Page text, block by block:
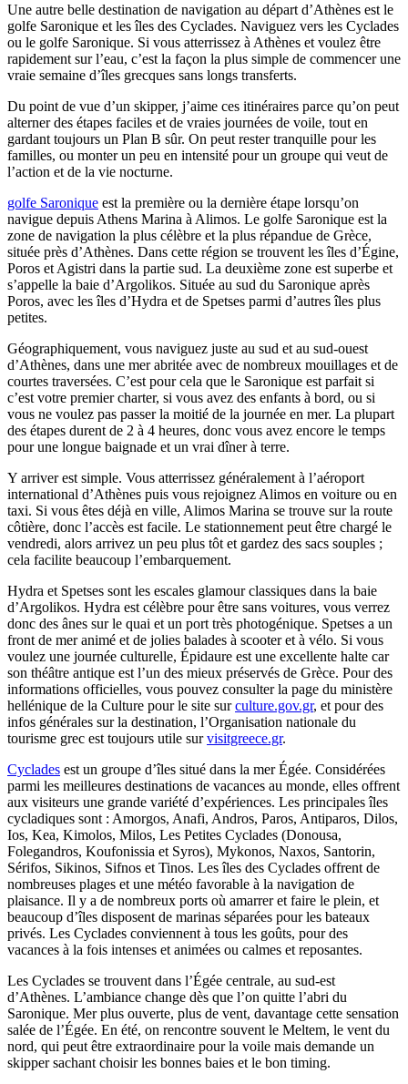
Une autre belle destination de navigation au départ d’Athènes est le
golfe Saronique et les îles des Cyclades. Naviguez vers les Cyclades
ou le golfe Saronique. Si vous atterrissez à Athènes et voulez être
rapidement sur l’eau, c’est la façon la plus simple de commencer une
vraie semaine d’îles grecques sans longs transferts.
Du point de vue d’un skipper, j’aime ces itinéraires parce qu’on peut
alterner des étapes faciles et de vraies journées de voile, tout en
gardant toujours un Plan B sûr. On peut rester tranquille pour les
familles, ou monter un peu en intensité pour un groupe qui veut de
l’action et de la vie nocturne.
golfe Saronique est la première ou la dernière étape lorsqu’on
navigue depuis Athens Marina à Alimos. Le golfe Saronique est la
zone de navigation la plus célèbre et la plus répandue de Grèce,
située près d’Athènes. Dans cette région se trouvent les îles d’Égine,
Poros et Agistri dans la partie sud. La deuxième zone est superbe et
s’appelle la baie d’Argolikos. Située au sud du Saronique après
Poros, avec les îles d’Hydra et de Spetses parmi d’autres îles plus
petites.
Géographiquement, vous naviguez juste au sud et au sud-ouest
d’Athènes, dans une mer abritée avec de nombreux mouillages et de
courtes traversées. C’est pour cela que le Saronique est parfait si
c’est votre premier charter, si vous avez des enfants à bord, ou si
vous ne voulez pas passer la moitié de la journée en mer. La plupart
des étapes durent de 2 à 4 heures, donc vous avez encore le temps
pour une longue baignade et un vrai dîner à terre.
Y arriver est simple. Vous atterrissez généralement à l’aéroport
international d’Athènes puis vous rejoignez Alimos en voiture ou en
taxi. Si vous êtes déjà en ville, Alimos Marina se trouve sur la route
côtière, donc l’accès est facile. Le stationnement peut être chargé le
vendredi, alors arrivez un peu plus tôt et gardez des sacs souples ;
cela facilite beaucoup l’embarquement.
Hydra et Spetses sont les escales glamour classiques dans la baie
d’Argolikos. Hydra est célèbre pour être sans voitures, vous verrez
donc des ânes sur le quai et un port très photogénique. Spetses a un
front de mer animé et de jolies balades à scooter et à vélo. Si vous
voulez une journée culturelle, Épidaure est une excellente halte car
son théâtre antique est l’un des mieux préservés de Grèce. Pour des
informations officielles, vous pouvez consulter la page du ministère
hellénique de la Culture pour le site surculture.gov.gr, et pour des
infos générales sur la destination, l’Organisation nationale du
tourisme grec est toujours utile survisitgreece.gr.
Cyclades est un groupe d’îles situé dans la mer Égée. Considérées
parmi les meilleures destinations de vacances au monde, elles offrent
aux visiteurs une grande variété d’expériences. Les principales îles
cycladiques sont : Amorgos, Anafi, Andros, Paros, Antiparos, Dilos,
Ios, Kea, Kimolos, Milos, Les Petites Cyclades (Donousa,
Folegandros, Koufonissia et Syros), Mykonos, Naxos, Santorin,
Sérifos, Sikinos, Sifnos et Tinos. Les îles des Cyclades offrent de
nombreuses plages et une météo favorable à la navigation de
plaisance. Il y a de nombreux ports où amarrer et faire le plein, et
beaucoup d’îles disposent de marinas séparées pour les bateaux
privés. Les Cyclades conviennent à tous les goûts, pour des
vacances à la fois intenses et animées ou calmes et reposantes.
Les Cyclades se trouvent dans l’Égée centrale, au sud-est
d’Athènes. L’ambiance change dès que l’on quitte l’abri du
Saronique. Mer plus ouverte, plus de vent, davantage cette sensation
salée de l’Égée. En été, on rencontre souvent le Meltem, le vent du
nord, qui peut être extraordinaire pour la voile mais demande un
skipper sachant choisir les bonnes baies et le bon timing.